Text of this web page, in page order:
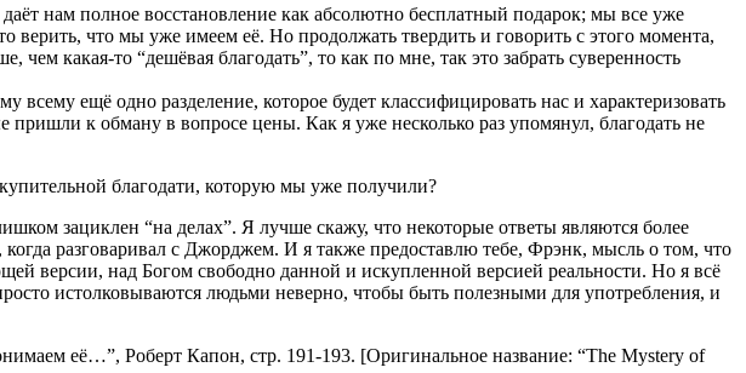
нам полное восстановление как абсолютно бесплатный подарок; мы все уже
верить, что мы уже имеем её. Но продолжать твердить и говорить с этого момента,
чем какая-то “дешёвая благодать”, то как по мне, так это забрать суверенность
ещё одно разделение, которое будет классифицировать нас и характеризовать
пришли к обману в вопросе цены. Как я уже несколько раз упомянул, благодать не
благодати, которую мы уже получили?
зациклен “на делах”. Я лучше скажу, что некоторые ответы являются более
разговаривал с Джорджем. И я также предоставлю тебе, Фрэнк, мысль о том, что
версии, над Богом свободно данной и искупленной версией реальности. Но я всё
истолковываются людьми неверно, чтобы быть полезными для употребления, и
её…”, Роберт Капон, cтр. 191-193. [Оригинальное название: “The Mystery of